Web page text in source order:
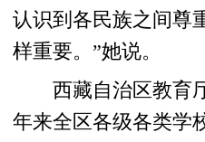
认识到各民族之间尊
样重要。”她说。
西藏自治区教育厅
年来全区各级各类学